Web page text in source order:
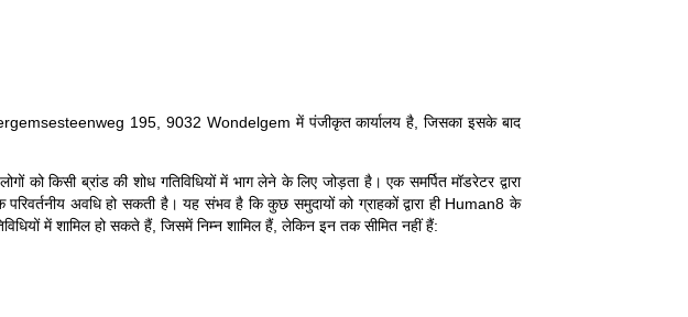
195, 9032 Wondelgem में पंजीकृत कार्यालय है, जिसका इसके बाद
किसी ब्रांड की शोध गतिविधियों में भाग लेने के लिए जोड़ता है। एक समर्पित मॉडरेटर द्वारा
अवधि हो सकती है। यह संभव है कि कुछ समुदायों को ग्राहकों द्वारा ही Human8 के
में शामिल हो सकते हैं, जिसमें निम्न शामिल हैं, लेकिन इन तक सीमित नहीं हैं: